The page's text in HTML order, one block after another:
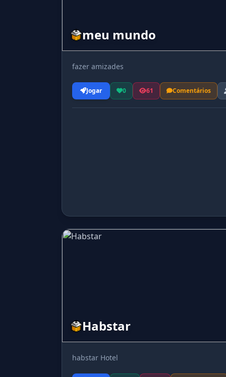
meu mundo
fazer amizades
Jogar 0 61 Comentários
Habstar
habstar Hotel